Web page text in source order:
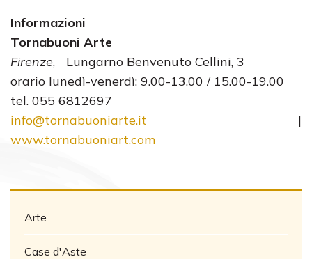
Informazioni
Tornabuoni Arte
Firenze, Lungarno Benvenuto Cellini, 3
orario lunedì-venerdì: 9.00-13.00 / 15.00-19.00
tel. 055 6812697
info@tornabuoniarte.it |
www.tornabuoniart.com
Arte
Case d'Aste